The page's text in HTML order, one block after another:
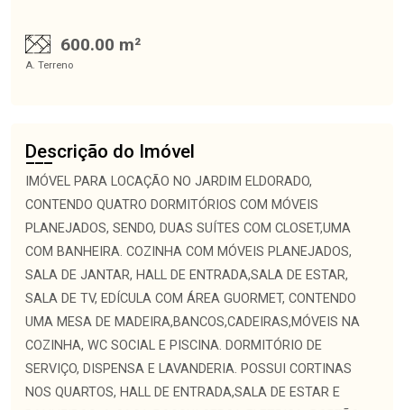
600.00 m²
A. Terreno
Descrição do Imóvel
IMÓVEL PARA LOCAÇÃO NO JARDIM ELDORADO,
CONTENDO QUATRO DORMITÓRIOS COM MÓVEIS
PLANEJADOS, SENDO, DUAS SUÍTES COM CLOSET,UMA
COM BANHEIRA. COZINHA COM MÓVEIS PLANEJADOS,
SALA DE JANTAR, HALL DE ENTRADA,SALA DE ESTAR,
SALA DE TV, EDÍCULA COM ÁREA GUORMET, CONTENDO
UMA MESA DE MADEIRA,BANCOS,CADEIRAS,MÓVEIS NA
COZINHA, WC SOCIAL E PISCINA. DORMITÓRIO DE
SERVIÇO, DISPENSA E LAVANDERIA. POSSUI CORTINAS
NOS QUARTOS, HALL DE ENTRADA,SALA DE ESTAR E